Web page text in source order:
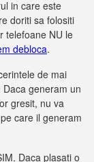
in care este
doriti sa folositi
telefoane NU le
debloca.
de mai
generam un
gresit, nu va
care il generam
Daca plasati o